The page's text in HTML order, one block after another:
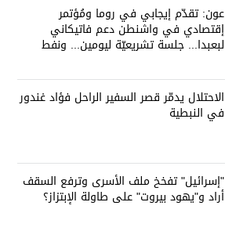
عون: تقدّم إيجابي في روما ومُؤتمر
إقتصادي في واشنطن دعم فاتيكاني
لبعبدا... جلسة تشريعيّة ليومين... ونفط
الاحتلال يدمّر قصر السفير الراحل فؤاد غندور
في النبطية
"إسرائيل" تفخخ ملف الأسرى وترفع السقف
أراد و"يهود بيروت" على طاولة الإبتزاز؟